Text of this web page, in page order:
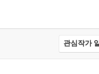
관심작가